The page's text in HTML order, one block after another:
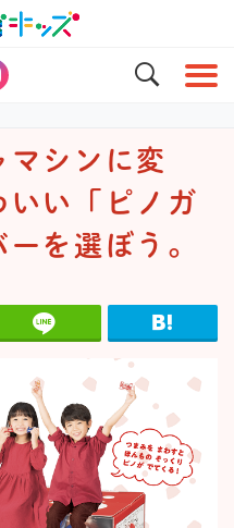
マシンに変
いい「ピノガ
を選ぼう。